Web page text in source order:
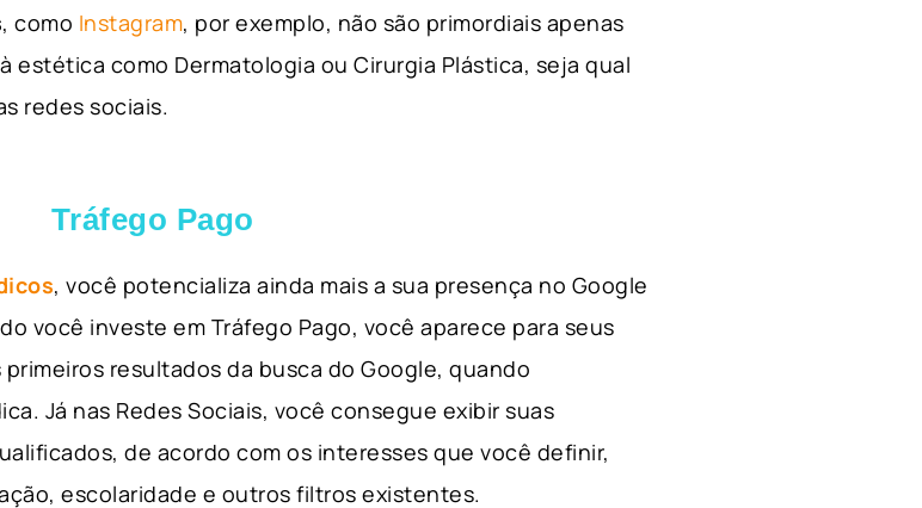
, como Instagram, por exemplo, não são primordiais apenas
estética como Dermatologia ou Cirurgia Plástica, seja qual
redes sociais.
Tráfego Pago
, você potencializa ainda mais a sua presença no Google
você investe em Tráfego Pago, você aparece para seus
resultados da busca do Google, quando
Já nas Redes Sociais, você consegue exibir suas
de acordo com os interesses que você definir,
escolaridade e outros filtros existentes.